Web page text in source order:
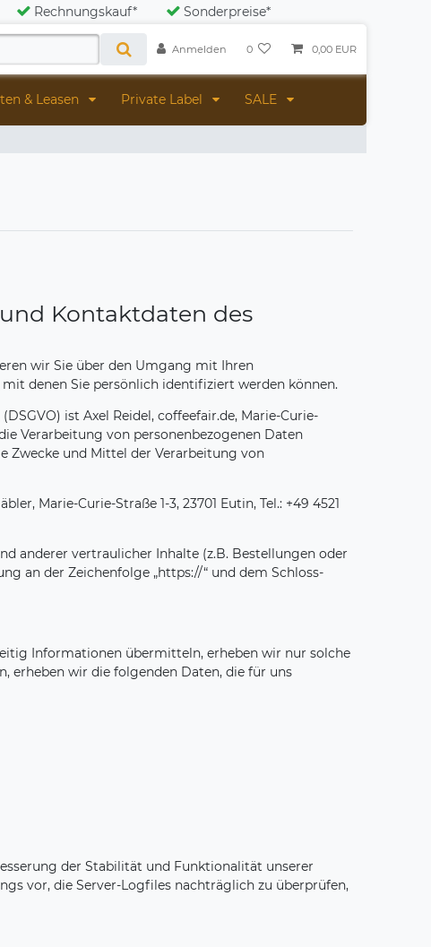
Rechnungskauf* Sonderpreise*
Anmelden 0 0,00 EUR
& Leasen Private Label SALE
Kontaktdaten des
wir Sie über den Umgang mit Ihren
denen Sie persönlich identifiziert werden können.
ist Axel Reidel, coffeefair.de, Marie-Curie-
die Verarbeitung von personenbezogenen Daten
Zwecke und Mittel der Verarbeitung von
Marie-Curie-Straße 1-3, 23701 Eutin, Tel.: +49 4521
anderer vertraulicher Inhalte (z.B. Bestellungen oder
an der Zeichenfolge „https://“ und dem Schloss-
Informationen übermitteln, erheben wir nur solche
erheben wir die folgenden Daten, die für uns
der Stabilität und Funktionalität unserer
vor, die Server-Logfiles nachträglich zu überprüfen,